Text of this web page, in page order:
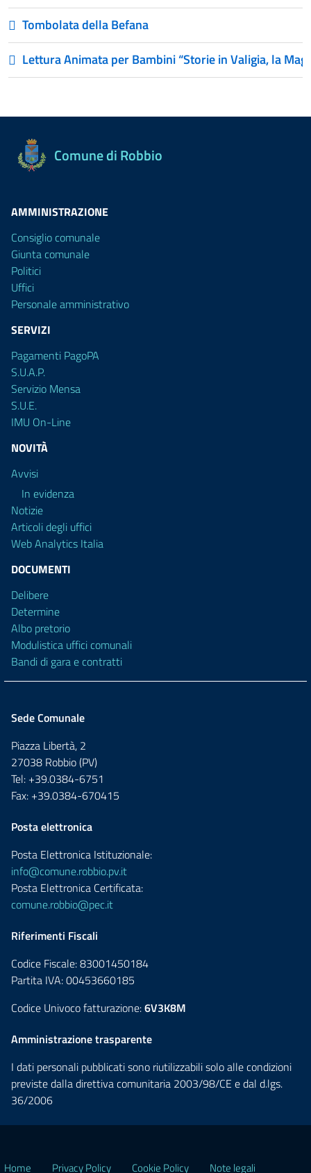
Tombolata della Befana
Lettura Animata per Bambini “Storie in Valigia, la
Comune di Robbio
AMMINISTRAZIONE
Consiglio comunale
Giunta comunale
Politici
Uffici
Personale amministrativo
SERVIZI
Pagamenti PagoPA
S.U.A.P.
Servizio Mensa
S.U.E.
IMU On-Line
NOVITÀ
Avvisi
In evidenza
Notizie
Articoli degli uffici
Web Analytics Italia
DOCUMENTI
Delibere
Determine
Albo pretorio
Modulistica uffici comunali
Bandi di gara e contratti
Sede Comunale
Piazza Libertà, 2
27038 Robbio (PV)
Tel: +39.0384-6751
Fax: +39.0384-670415
Posta elettronica
Posta Elettronica Istituzionale:
info@comune.robbio.pv.it
Posta Elettronica Certificata:
comune.robbio@pec.it
Riferimenti Fiscali
Codice Fiscale: 83001450184
Partita IVA: 00453660185
Codice Univoco fatturazione:6V3K8M
Amministrazione trasparente
I dati personali pubblicati sono riutilizzabili solo alle condizioni
previste dalla direttiva comunitaria 2003/98/CE e dal d.lgs.
36/2006
Home Privacy Policy Cookie Policy Note legali